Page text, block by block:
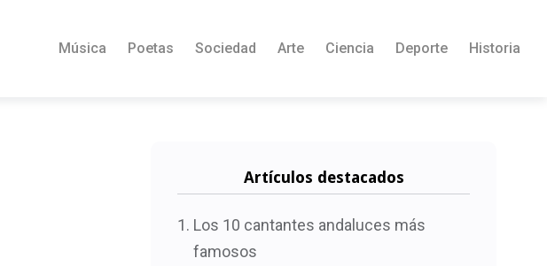
Música Poetas Sociedad Arte Ciencia Deporte Historia
Artículos destacados
Los 10 cantantes andaluces más
famosos